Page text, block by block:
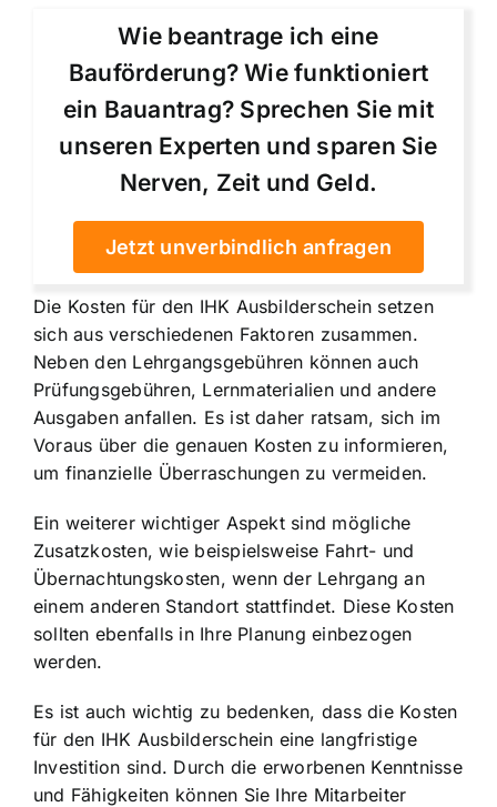
Wie beantrage ich eine
Bauförderung? Wie funktioniert
ein Bauantrag? Sprechen Sie mit
unseren Experten und sparen Sie
Nerven, Zeit und Geld.
Jetzt unverbindlich anfragen
Die Kosten für den IHK Ausbilderschein setzen
sich aus verschiedenen Faktoren zusammen.
Neben den Lehrgangsgebühren können auch
Prüfungsgebühren, Lernmaterialien und andere
Ausgaben anfallen. Es ist daher ratsam, sich im
Voraus über die genauen Kosten zu informieren,
um finanzielle Überraschungen zu vermeiden.
Ein weiterer wichtiger Aspekt sind mögliche
Zusatzkosten, wie beispielsweise Fahrt- und
Übernachtungskosten, wenn der Lehrgang an
einem anderen Standort stattfindet. Diese Kosten
sollten ebenfalls in Ihre Planung einbezogen
werden.
Es ist auch wichtig zu bedenken, dass die Kosten
für den IHK Ausbilderschein eine langfristige
Investition sind. Durch die erworbenen Kenntnisse
und Fähigkeiten können Sie Ihre Mitarbeiter